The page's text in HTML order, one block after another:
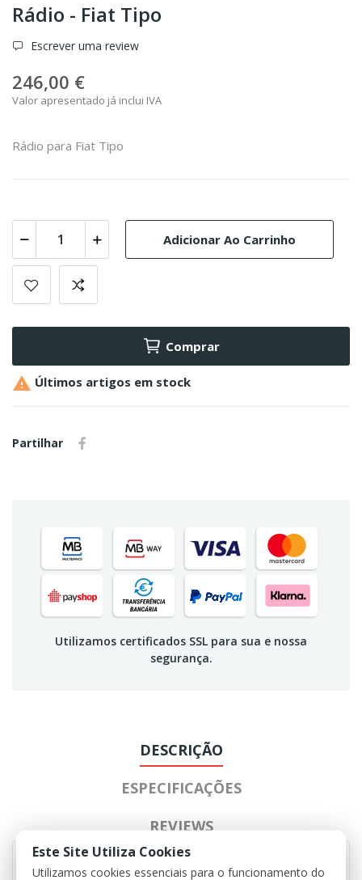
Rádio - Fiat Tipo
Escrever uma review
246,00 €
Valor apresentado já inclui IVA
Rádio para Fiat Tipo
Adicionar Ao Carrinho
Comprar
 Últimos artigos em stock
Partilhar
Utilizamos certificados SSL para sua e nossa
segurança.
DESCRIÇÃO
ESPECIFICAÇÕES
REVIEWS
Este Site Utiliza Cookies
Utilizamos cookies essenciais para o funcionamento do